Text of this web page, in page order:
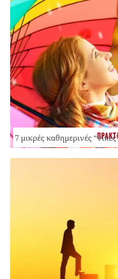
7 μικρές καθημερινές